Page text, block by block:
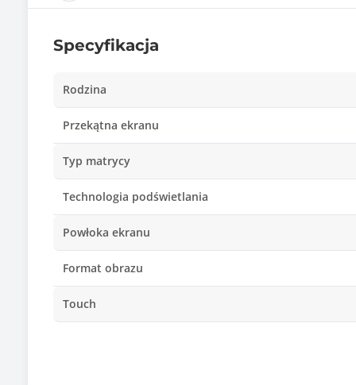
Specyfikacja
Rodzina
Przekątna ekranu
Typ matrycy
Technologia podświetlania
Powłoka ekranu
Format obrazu
Touch